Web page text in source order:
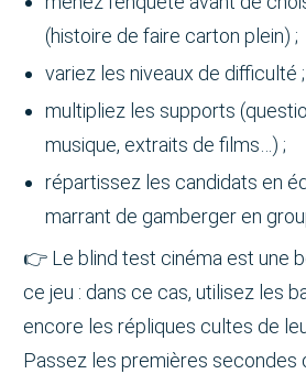
(histoire de faire carton plein) ;
variez les niveaux de difficulté ;
multipliez les supports
musique, extraits de films…) ;
répartissez les candidats en
marrant de gamberger en
👉 Le blind test cinéma est une
ce jeu : dans ce cas, utilisez les
encore les répliques cultes de
Passez les premières secondes